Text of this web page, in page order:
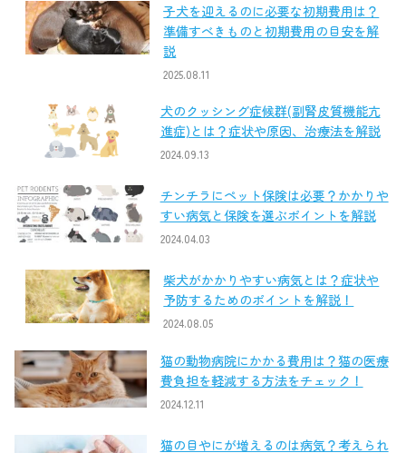
子犬を迎えるのに必要な初期費用は？
準備すべきものと初期費用の目安を解
説
2025.08.11
犬のクッシング症候群(副腎皮質機能亢
進症)とは？症状や原因、治療法を解説
2024.09.13
チンチラにペット保険は必要？かかりや
すい病気と保険を選ぶポイントを解説
2024.04.03
柴犬がかかりやすい病気とは？症状や
予防するためのポイントを解説！
2024.08.05
猫の動物病院にかかる費用は？猫の医療
費負担を軽減する方法をチェック！
2024.12.11
猫の目やにが増えるのは病気？考えられ